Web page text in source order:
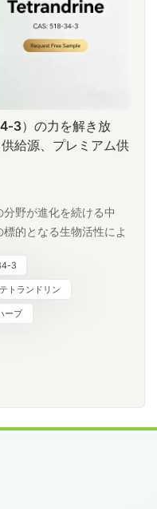
3）の力を解き放
給源、プレミアム供
野が進化を続ける中
的となる生物活性によ
作用、カルシウムチャ
スベンジルイソキノリ
南京春秋生物工程有限
カロイドの精密抽出と
体、高度な研究用試
において、テトランド
イチェーンを理解する
番号：518-34-3、分
ァニア・テトランドラ
然由来のビスベンジル
3
トランドリン
ーブ